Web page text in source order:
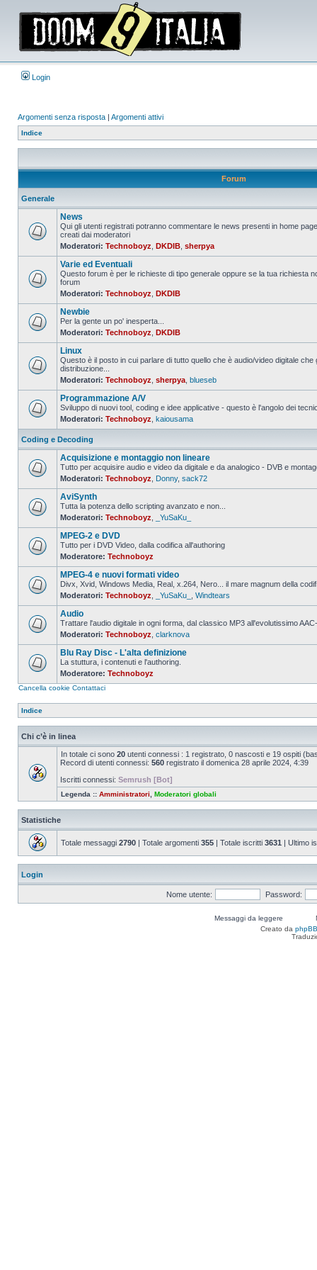
Login
Argomenti senza risposta | Argomenti attivi
Indice
Forum
Generale
Nessun
da
leggere
News
Qui gli utenti registrati potranno commentare le news presenti in home
creati dai moderatori
Moderatori: Technoboyz DKDIB sherpya
Nessun
da
leggere
Varie ed Eventuali
Questo forum è per le richieste di tipo generale oppure se la tua richiesta
forum
Moderatori: Technoboyz DKDIB
Nessun
messaggio
leggere
Newbie
Per la gente un po' inesperta...
Moderatori: Technoboyz DKDIB
Nessun
da
leggere
Linux
Questo è il posto in cui parlare di tutto quello che è audio/video digitale
distribuzione...
Moderatori: Technoboyz sherpya blueseb
Nessun
messaggio
da
leggere
Programmazione A/V
Sviluppo di nuovi tool, coding e idee applicative - questo è l'angolo dei
Moderatori: Technoboyz kaiousama
Coding e Decoding
Nessun
messaggio
da
leggere
Acquisizione e montaggio non lineare
Tutto per acquisire audio e video da digitale e da analogico - DVB e
Moderatori: Technoboyz Donny, sack72
Nessun
messaggio
da
leggere
AviSynth
Tutta la potenza dello scripting avanzato e non...
Moderatori: Technoboyz _YuSaKu_
Nessun
messaggio
da
leggere
MPEG-2 e DVD
Tutto per i DVD Video, dalla codifica all'authoring
Moderatore: Technoboyz
Nessun
messaggio
da
leggere
MPEG-4 e nuovi formati video
Divx, Xvid, Windows Media, Real, x.264, Nero... il mare magnum della
Moderatori: Technoboyz _YuSaKu_ Windtears
Nessun
messaggio
da
leggere
Audio
Trattare l'audio digitale in ogni forma, dal classico MP3 all'evolutissimo
Moderatori: Technoboyz clarknova
Nessun
messaggio
da
Blu Ray Disc - L'alta definizione
La stuttura, i contenuti e l'authoring.
Moderatore: Technoboyz
Cancella cookie Contattaci
Indice
Chi c’è in linea
In totale ci sono 20 utenti connessi : 1 registrato, 0 nascosti e 19 ospiti
Record di utenti connessi: 560 registrato il domenica 28 aprile 2024, 4:39
Iscritti connessi: Semrush [Bot]
Legenda :: Amministratori Moderatori globali
Statistiche
Totale messaggi 2790 | Totale argomenti 355 | Totale iscritti 3631 | Ultimo
Login
Nome utente: Password:
Messaggi da leggere
Creato da phpBB